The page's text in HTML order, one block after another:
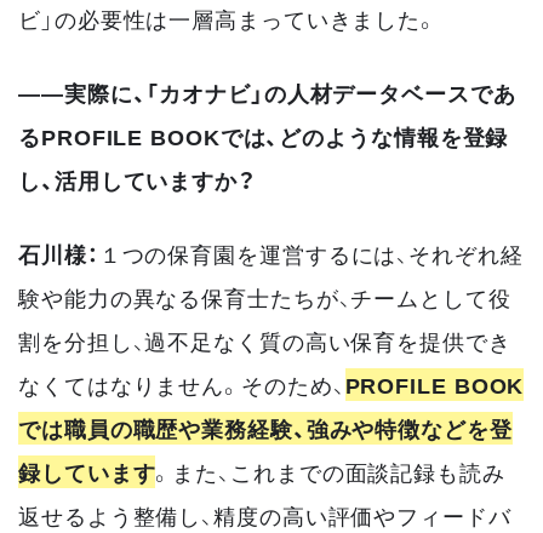
ビ」の必要性は一層高まっていきました。
――実際に、「カオナビ」の人材データベースであ
るPROFILE BOOKでは、どのような情報を登録
し、活用していますか？
石川様： １つの保育園を運営するには、それぞれ経
験や能力の異なる保育士たちが、チームとして役
割を分担し、過不足なく質の高い保育を提供でき
なくてはなりません。そのため、PROFILE BOOK
では職員の職歴や業務経験、強みや特徴などを登
録しています。また、これまでの面談記録も読み
返せるよう整備し、精度の高い評価やフィードバ